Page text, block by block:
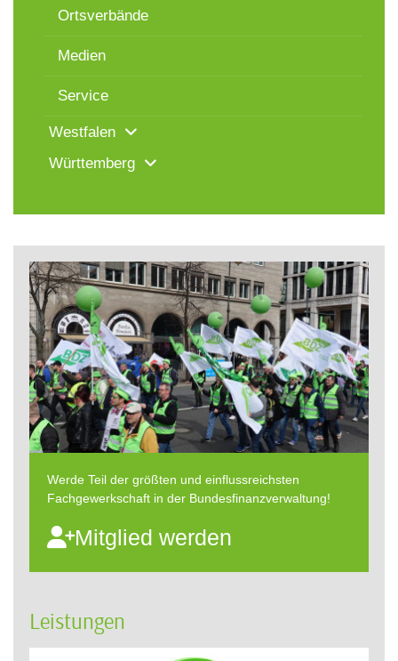
Ortsverbände
Medien
Service
Westfalen
Württemberg
Werde Teil der größten und einflussreichsten
Fachgewerkschaft in der Bundesfinanzverwaltung!
Mitglied werden
Leistungen